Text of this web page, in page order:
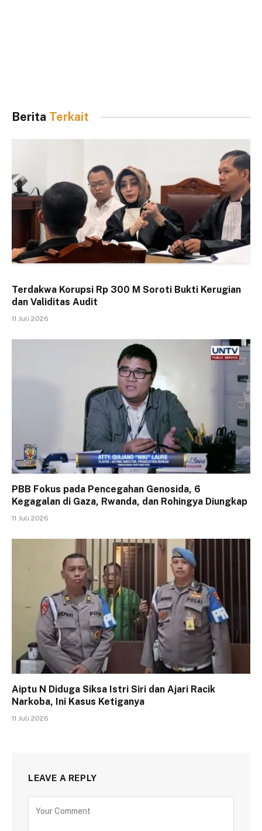
Berita Terkait
Terdakwa Korupsi Rp 300 M Soroti Bukti Kerugian
dan Validitas Audit
11 Juli 2026
PBB Fokus pada Pencegahan Genosida, 6
Kegagalan di Gaza, Rwanda, dan Rohingya Diungkap
11 Juli 2026
Aiptu N Diduga Siksa Istri Siri dan Ajari Racik
Narkoba, Ini Kasus Ketiganya
11 Juli 2026
LEAVE A REPLY